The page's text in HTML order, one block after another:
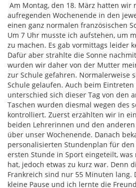
Am Montag, den 18. März hatten wir
aufregenden Wochenende in den
einen ganz normalen französischen
Um 7 Uhr musste ich aufstehen, um
zu machen. Es gab vormittags leider
Dafür aber strahlte die Sonne
wurden wir daher von der Mutter
zur Schule gefahren. Normalerweise
Schule gelaufen. Auch beim
unterschied sich dieser Tag von den
Taschen wurden diesmal wegen des
kontrolliert. Zuerst erzählten wir in
beiden Lehrerinnen und den
über unser Wochenende. Danach
personalisierten Stundenplan für
ersten Stunde in Sport eingeteilt,
hat, jedoch etwas zu kurz war. Denn
Frankreich sind nur 55 Minuten lang.
kleine Pause und ich lernte die